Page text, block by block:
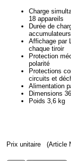
Charge
18 appareils
Durée de
Affichage par
chaque tiroir
Protection
polarité
Protections
circuits et
Alimentation
Dimensions
Poids 3,6 kg
Prix unitaire (Article